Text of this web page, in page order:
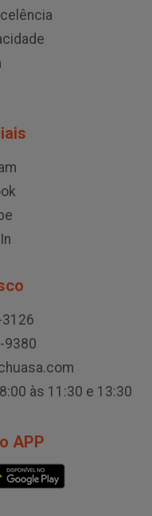
9380
às 11:30 e 13:30
APP